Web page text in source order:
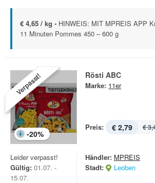
€ 4,65 / kg - HINWEIS: MIT MPREIS APP
11 Minuten Pommes 450 – 600 g
Verpasst!
-20%
Rösti ABC
Marke: 11er
Preis: € 2,79 €
Leider verpasst!
Gültig: 01.07. -
15.07.
Händler: MPREIS
Stadt:
Leoben